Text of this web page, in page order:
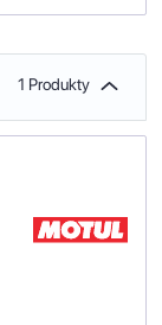
1 Produkty